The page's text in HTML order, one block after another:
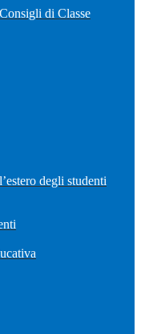
di Classe
degli studenti